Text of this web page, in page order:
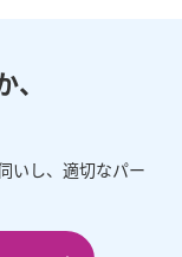
、
いし、適切なパー